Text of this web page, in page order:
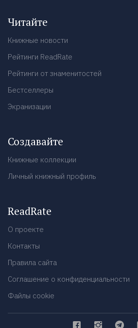
Читайте
Книжные новости
Рейтинги ReadRate
Рейтинги от знаменитостей
Бестселлеры
Экранизации
Создавайте
Книжные коллекции
Личный книжный профиль
ReadRate
О проекте
Контакты
Правила сайта
Соглашение о конфиденциальности
Файлы cookie